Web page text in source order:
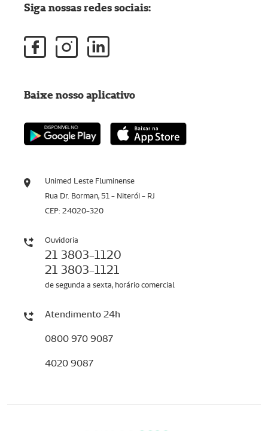
Unimed Leste Fluminense
Rua Dr. Borman, 51 - Niterói - RJ
CEP: 24020-320
Ouvidoria
21 3803-1120
21 3803-1121
de segunda a sexta, horário comercial
Atendimento 24h
0800 970 9087
4020 9087
Siga nossas redes sociais:
Baixe nosso aplicativo